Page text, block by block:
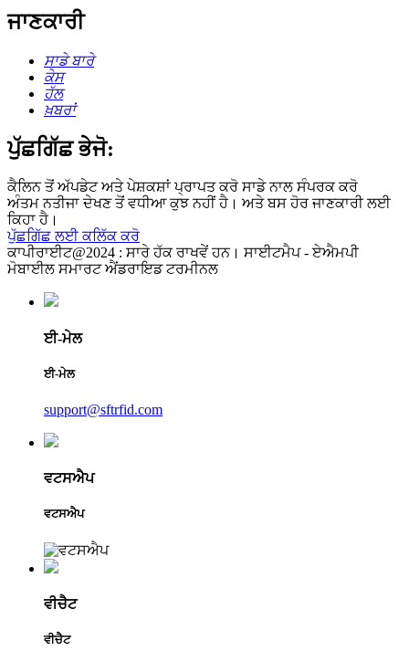
ਜਾਣਕਾਰੀ
ਸਾਡੇ ਬਾਰੇ
ਕੇਸ
ਹੱਲ
ਖ਼ਬਰਾਂ
ਪੁੱਛਗਿੱਛ ਭੇਜੋ:
ਕੈਲਿਨ ਤੋਂ ਅੱਪਡੇਟ ਅਤੇ ਪੇਸ਼ਕਸ਼ਾਂ ਪ੍ਰਾਪਤ ਕਰੋ ਸਾਡੇ ਨਾਲ ਸੰਪਰਕ ਕਰੋ
ਅੰਤਮ ਨਤੀਜਾ ਦੇਖਣ ਤੋਂ ਵਧੀਆ ਕੁਝ ਨਹੀਂ ਹੈ। ਅਤੇ ਬਸ ਹੋਰ ਜਾਣਕਾਰੀ ਲਈ
ਕਿਹਾ ਹੈ।
ਪੁੱਛਗਿੱਛ ਲਈ ਕਲਿੱਕ ਕਰੋ
ਕਾਪੀਰਾਈਟ@2024 : ਸਾਰੇ ਹੱਕ ਰਾਖਵੇਂ ਹਨ। ਸਾਈਟਮੈਪ - ਏਐਮਪੀ
ਮੋਬਾਈਲ ਸਮਾਰਟ ਐਂਡਰਾਇਡ ਟਰਮੀਨਲ
ਈ-ਮੇਲ
ਈ-ਮੇਲ
support@sftrfid.com
ਵਟਸਐਪ
ਵਟਸਐਪ
ਵੀਚੈਟ
ਵੀਚੈਟ